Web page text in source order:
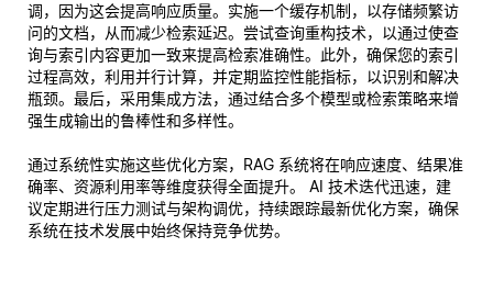
调，因为这会提高响应质量。实施一个缓存机制，以存储频繁访
问的文档，从而减少检索延迟。尝试查询重构技术，以通过使查
询与索引内容更加一致来提高检索准确性。此外，确保您的索引
过程高效，利用并行计算，并定期监控性能指标，以识别和解决
瓶颈。最后，采用集成方法，通过结合多个模型或检索策略来增
强生成输出的鲁棒性和多样性。
通过系统性实施这些优化方案，RAG 系统将在响应速度、结果准
确率、资源利用率等维度获得全面提升。 AI 技术迭代迅速，建
议定期进行压力测试与架构调优，持续跟踪最新优化方案，确保
系统在技术发展中始终保持竞争优势。